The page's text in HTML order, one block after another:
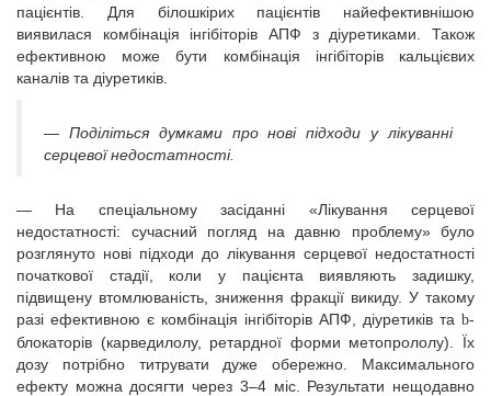
пацієнтів. Для білошкірих пацієнтів найефективнішою
виявилася комбінація інгібіторів АПФ з діуретиками. Також
ефективною може бути комбінація інгібіторів кальцієвих
каналів та діуретиків.
— Поділіться думками про нові підходи у лікуванні
серцевої недостатності.
— На спеціальному засіданні «Лікування серцевої
недостатності: сучасний погляд на давню проблему» було
розглянуто нові підходи до лікування серцевої недостатності
початкової стадії, коли у пацієнта виявляють задишку,
підвищену втомлюваність, зниження фракції викиду. У такому
разі ефективною є комбінація інгібіторів АПФ, діуретиків та b-
блокаторів (карведилолу, ретардної форми метопрололу). Їх
дозу потрібно титрувати дуже обережно. Максимального
ефекту можна досягти через 3–4 міс. Результати нещодавно